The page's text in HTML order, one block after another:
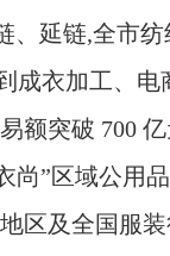
、延链,全市
成衣加工、电
额突破 700
尚”区域公用
区及全国服